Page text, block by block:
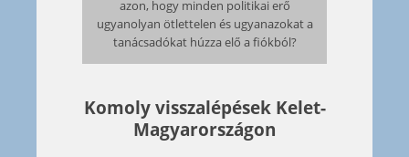
azon, hogy minden politikai erő
ugyanolyan ötlettelen és ugyanazokat a
tanácsadókat húzza elő a fiókból?
Komoly visszalépések Kelet-
Magyarországon